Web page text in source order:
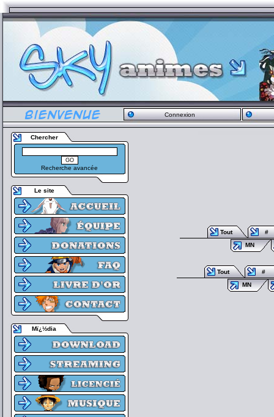
Connexion
Chercher
Recherche avancée
Le site
Mï¿½dia
Tout
#
MN
Tout
#
MN